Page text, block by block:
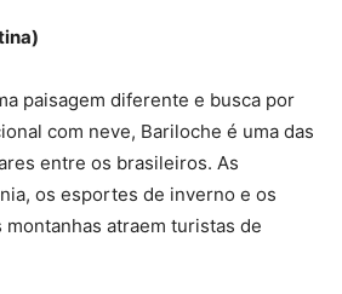
paisagem diferente e busca por
com neve, Bariloche é uma das
entre os brasileiros. As
os esportes de inverno e os
montanhas atraem turistas de